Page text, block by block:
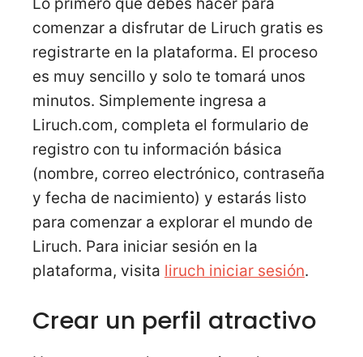
Lo primero que debes hacer para
comenzar a disfrutar de Liruch gratis es
registrarte en la plataforma. El proceso
es muy sencillo y solo te tomará unos
minutos. Simplemente ingresa a
Liruch.com, completa el formulario de
registro con tu información básica
(nombre, correo electrónico, contraseña
y fecha de nacimiento) y estarás listo
para comenzar a explorar el mundo de
Liruch. Para iniciar sesión en la
plataforma, visita liruch iniciar sesión.
Crear un perfil atractivo